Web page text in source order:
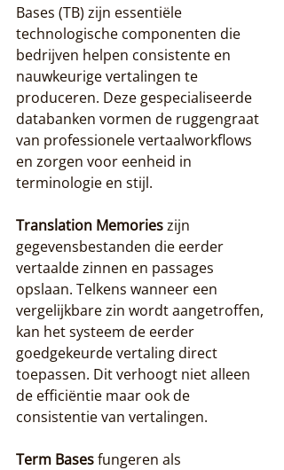
Bases (TB) zijn essentiële
technologische componenten die
bedrijven helpen consistente en
nauwkeurige vertalingen te
produceren. Deze gespecialiseerde
databanken vormen de ruggengraat
van professionele vertaalworkflows
en zorgen voor eenheid in
terminologie en stijl.
Translation Memories zijn
gegevensbestanden die eerder
vertaalde zinnen en passages
opslaan. Telkens wanneer een
vergelijkbare zin wordt aangetroffen,
kan het systeem de eerder
goedgekeurde vertaling direct
toepassen. Dit verhoogt niet alleen
de efficiëntie maar ook de
consistentie van vertalingen.
Term Bases fungeren als